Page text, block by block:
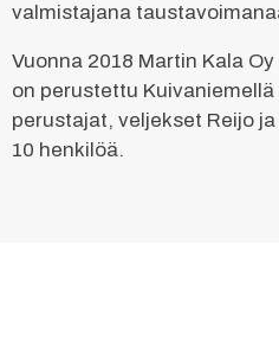
valmistajana
Vuonna 2018 Martin Kala
on perustettu
perustajat, veljekset Reijo
10 henkilöä.